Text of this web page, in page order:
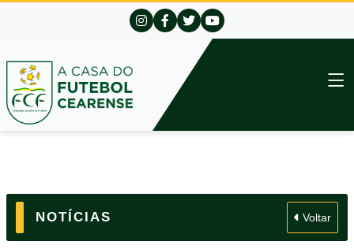
NOTÍCIAS Voltar